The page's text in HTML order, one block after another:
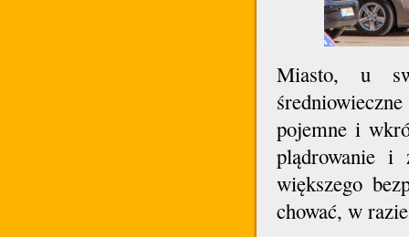
Miasto, u
pojemne i
plądrowanie i
większego
chować, w